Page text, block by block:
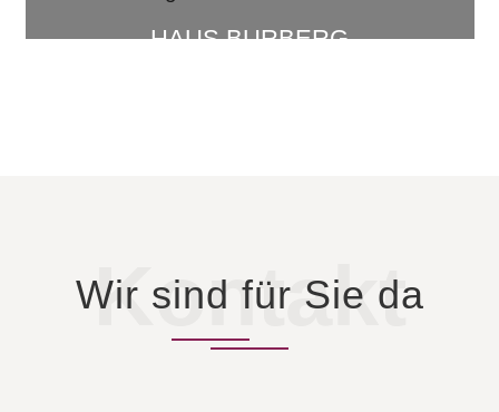
HAUS BURBERG
Kontakt
Wir sind für Sie da